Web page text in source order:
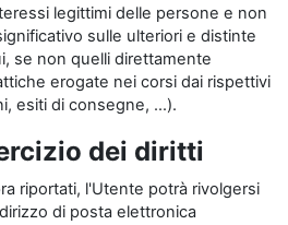
legittimi delle persone e non
sulle ulteriori e distinte
se non quelli direttamente
erogate nei corsi dai rispettivi
esiti di consegne, …).
dei diritti
riportati, l'Utente potrà rivolgersi
di posta elettronica